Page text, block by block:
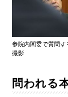
参院内閣委で質問
撮影
問われる